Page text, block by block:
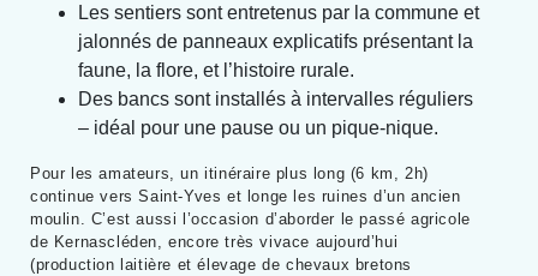
Les sentiers sont entretenus par la commune et
jalonnés de panneaux explicatifs présentant la
faune, la flore, et l’histoire rurale.
Des bancs sont installés à intervalles réguliers
– idéal pour une pause ou un pique-nique.
Pour les amateurs, un itinéraire plus long (6 km, 2h)
continue vers Saint-Yves et longe les ruines d’un ancien
moulin. C’est aussi l’occasion d’aborder le passé agricole
de Kernascléden, encore très vivace aujourd’hui
(production laitière et élevage de chevaux bretons